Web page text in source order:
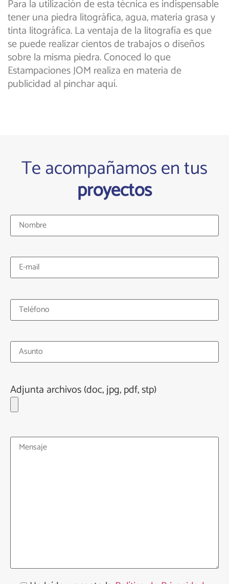
Para la utilización de esta técnica es indispensable
tener una piedra litográfica, agua, materia grasa y
tinta litográfica. La ventaja de la litografía es que
se puede realizar cientos de trabajos o diseños
sobre la misma piedra. Conoced lo que
Estampaciones JOM realiza en materia de
publicidad al pinchar aquí.
Te acompañamos en tus
proyectos
Adjunta archivos (doc, jpg, pdf, stp)